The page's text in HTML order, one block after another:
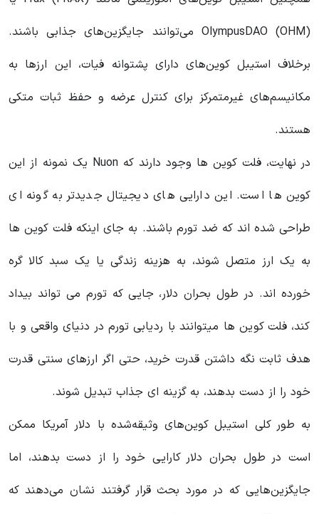
OlympusDAO (OHM) می‌توانند جایگزین‌های جذابی باشند.
برخلاف استیبل کوین‌های دارای پشتوانه فیات، این ارزها به
مکانیسم‌های غیرمتمرکز برای کنترل عرضه و حفظ ثبات متکی
هستند.
در نهایت، فلت کوین ها وجود دارند که Nuon یک نمونه از این
کوین ها است. این دارایی های دیجیتال جدیدتر به گونه ای
طراحی شده اند که ضد تورم باشند. به جای اینکه فلت کوین ها
به یک ارز متصل شوند، به هزینه زندگی یا یک سبد کالا گره
خورده اند. در طول بحران دلار، جایی که تورم می تواند بیداد
کند، فلت کوین ها میتوانند با ردیابی تورم در دنیای واقعی و با
هدف ثابت نگه داشتن قدرت خرید، حتی اگر ارزهای سنتی قدرت
خود را از دست بدهند، به گزینه ای جذاب تبدیل شوند.
به طور کلی استیبل کوین‌های وثیقه‌شده با دلار آمریکا ممکن
است در طول بحران دلار کارایی خود را از دست بدهند، اما
جایگزین‌هایی که در مورد بحث قرار گرفتند نشان می‌دهند که